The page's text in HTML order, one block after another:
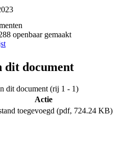
openbaar gemaakt
dit document
dit document (rij 1 - 1)
Actie
toegevoegd (pdf, 724.24 KB)